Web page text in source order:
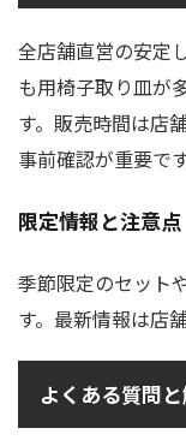
全店舗直営の安定
も用椅子取り皿が
す。販売時間は店
事前確認が重要です
限定情報と注意点
季節限定のセット
す。最新情報は店
よくある質問